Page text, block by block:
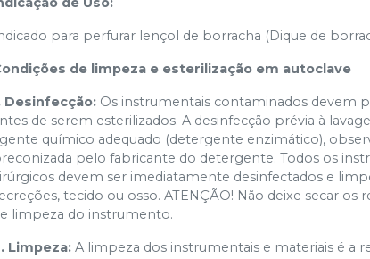
para perfurar lençol de borracha (Dique de
de limpeza e esterilização em autoclave
Desinfecção: Os instrumentais contaminados devem
de serem esterilizados. A desinfecção prévia à
químico adequado (detergente enzimático),
pelo fabricante do detergente. Todos os
devem ser imediatamente desinfectados e
tecido ou osso. ATENÇÃO! Não deixe secar
limpeza do instrumento.
Limpeza:A limpeza dos instrumentais e materiais é a